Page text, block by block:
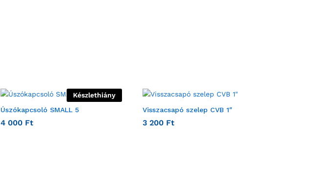
Készlethiány
Úszókapcsoló SMALL 5
4 000 Ft
Visszacsapó szelep CVB 1″
3 200 Ft